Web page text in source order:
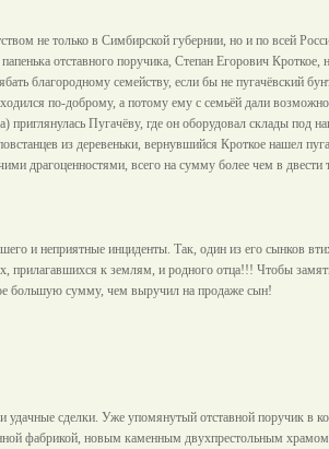
не только в Симбирской губернии, но и по всей
отставного поручика, Степан Егорович Кроткое,
благородному семейству, если бы не пугачёвский
по-доброму, а потому ему с семьёй дали
Пугачёву, где он оборудовал склады под
из деревеньки, вернувшийся Кроткое нашел
драгоценностями, всего на сумму более чем в двести
и неприятные инциденты. Так, один из его сынков
прилагавшихся к землям, и родного отца!!! Чтобы
большую сумму, чем выручил на продаже сын!
удачные сделки. Уже упомянутый отставной поручик в
фабрикой, новым каменным двухпрестольным